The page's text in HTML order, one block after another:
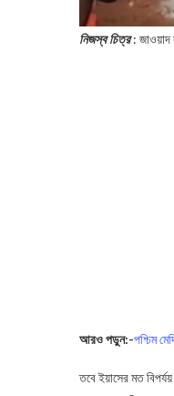
নিজস্ব চিত্র: জাওয়াদ
আরও পড়ুন:-পশ্চিম
তবে ইয়াসের মত